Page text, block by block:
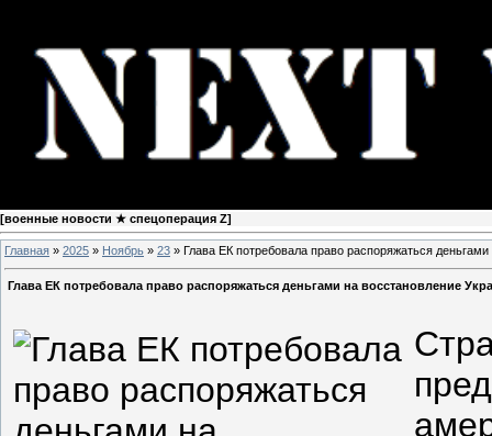
[военные новости ★ спецоперация Z]
Главная » 2025 » Ноябрь » 23 » Глава ЕК потребовала право распоряжаться
Глава ЕК потребовала право распоряжаться деньгами на восстановление